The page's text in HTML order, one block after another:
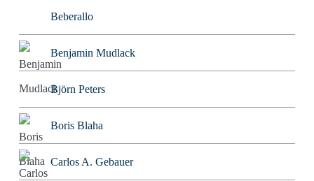
Beberallo
Benjamin Mudlack
Björn Peters
Boris Blaha
Carlos A. Gebauer